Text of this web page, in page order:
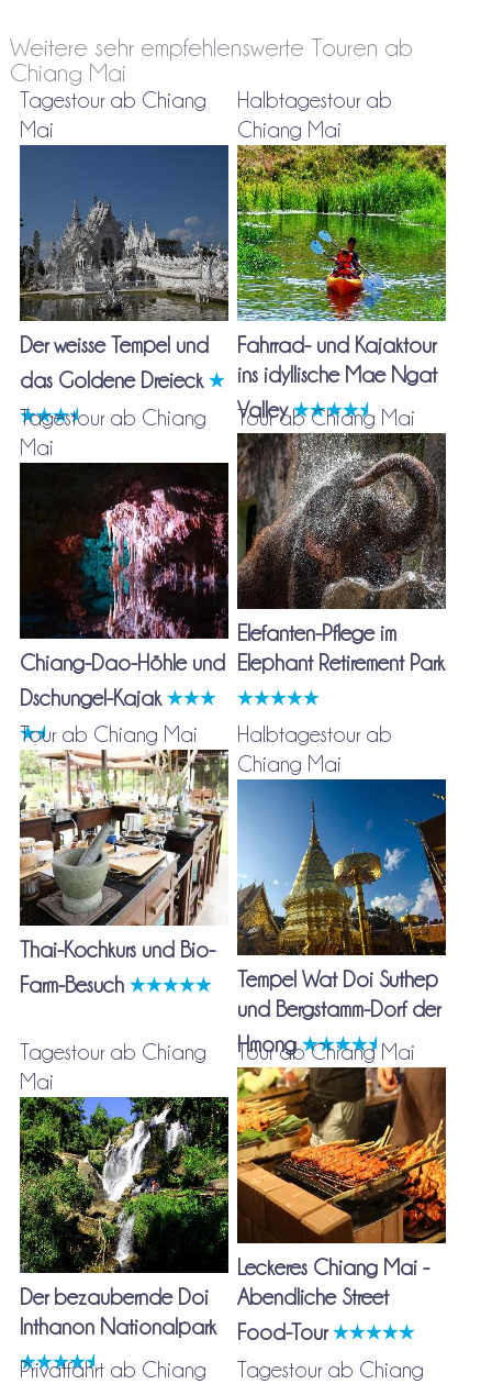
Weitere sehr empfehlenswerte Touren ab
Chiang Mai
Tagestour ab Chiang
Mai
Der weisse Tempel und
das Goldene Dreieck
Halbtagestour ab
Chiang Mai
Fahrrad- und Kajaktour
ins idyllische Mae Ngat
Valley
Tagestour ab Chiang
Mai
Chiang-Dao-Höhle und
Dschungel-Kajak
Tour ab Chiang Mai
Elefanten-Pflege im
Elephant Retirement Park
Tour ab Chiang Mai
Thai-Kochkurs und Bio-
Farm-Besuch
Halbtagestour ab
Chiang Mai
Tempel Wat Doi Suthep
und Bergstamm-Dorf der
Hmong
Tagestour ab Chiang
Mai
Der bezaubernde Doi
Inthanon Nationalpark
Tour ab Chiang Mai
Leckeres Chiang Mai -
Abendliche Street
Food-Tour
Privatfahrt ab Chiang
Tagestour ab Chiang